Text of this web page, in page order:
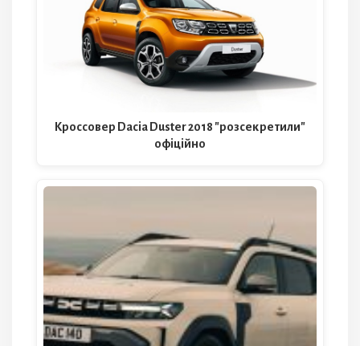
Кроссовер Dacia Duster 2018 "розсекретили"
офіційно